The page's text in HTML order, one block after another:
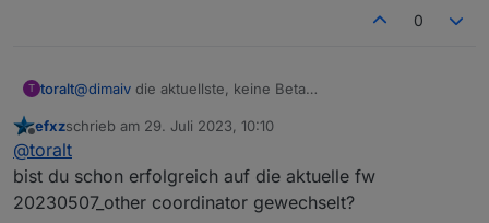
0
T toralt@dimaiv die aktuellste, keine Beta
beiden anderen Firmwares ähnlich.
dem Coordinatorneustart klar.
Wie gesagt, was dafür der Grund ist, kann ich nicht
genauer erörtern. Bei mir hängen über 120 Geräte dran,
Offline
efxzschrieb am 29. Juli 2023, 10:10
zuletzt editiert von
@toralt
bist du schon erfolgreich auf die aktuelle fw
20230507_other coordinator gewechselt?